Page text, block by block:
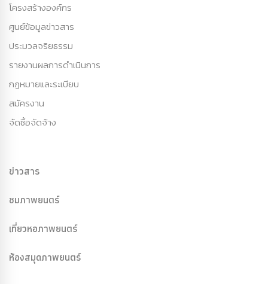
โครงสร้างองค์กร
ศูนย์ข้อมูลข่าวสาร
ประมวลจริยธรรม
รายงานผลการดำเนินการ
กฏหมายและระเบียบ
สมัครงาน
จัดซื้อจัดจ้าง
ข่าวสาร
ชมภาพยนตร์
เที่ยวหอภาพยนตร์
ห้องสมุดภาพยนตร์